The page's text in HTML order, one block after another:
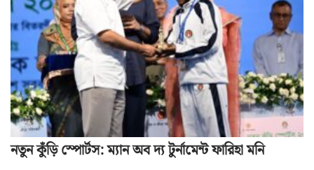
নতুন কুঁড়ি স্পোর্টস: ম্যান অব দ্য টুর্নামেন্ট ফারিহা মনি